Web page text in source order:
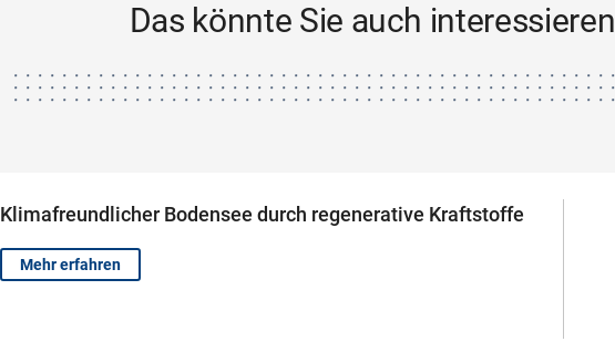
Das könnte Sie auch interessieren
Klimafreundlicher Bodensee durch regenerative Kraftstoffe
Mehr erfahren